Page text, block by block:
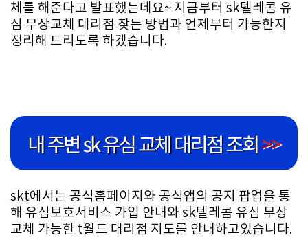
체를 해준다고 발표했는데요~ 지금부터 sk텔레콤 유
심 무상교체 대리점 찾는 방법과 언제부터 가능한지
정리해 드리도록 하겠습니다.
skt에서는 공식홈페이지와 공식앱의 공지 팝업을 통
해 유심보호서비스 가입 안내와 sk텔레콤 유심 무상
교체 가능한 t월드 대리점 지도를 안내하고있습니다.